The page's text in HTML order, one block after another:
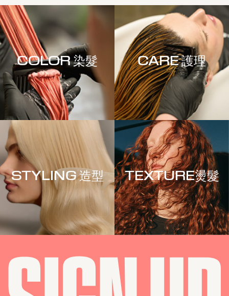
COLOR 染髮 CARE 護理
STYLING 造型 TEXTURE燙髮